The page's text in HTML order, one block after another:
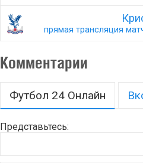
прямая трансляция
Комментарии
Футбол 24 Онлайн
Представьтесь: